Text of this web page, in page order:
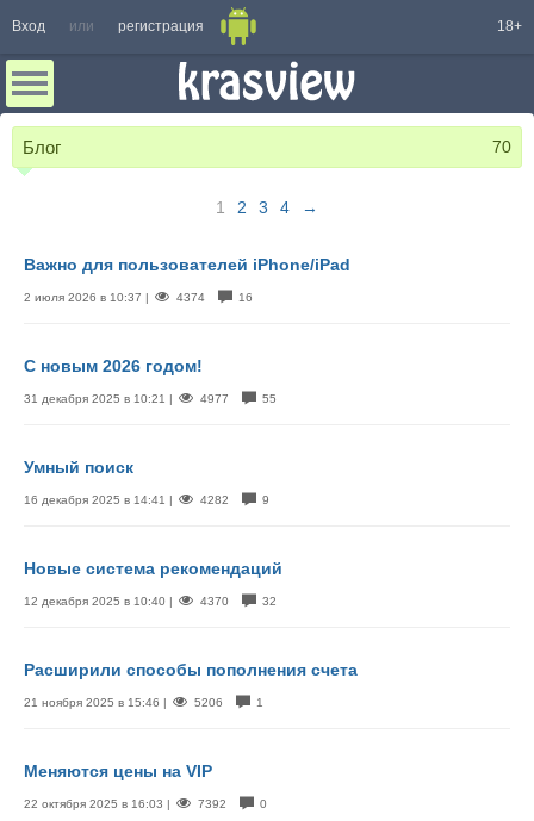
Вход или регистрация 18+
Блог 70
1 2 3 4 →
Важно для пользователей iPhone/iPad
2 июля 2026 в 10:37 | 4374 16
С новым 2026 годом!
31 декабря 2025 в 10:21 | 4977 55
Умный поиск
16 декабря 2025 в 14:41 | 4282 9
Новые система рекомендаций
12 декабря 2025 в 10:40 | 4370 32
Расширили способы пополнения счета
21 ноября 2025 в 15:46 | 5206 1
Меняются цены на VIP
22 октября 2025 в 16:03 | 7392 0